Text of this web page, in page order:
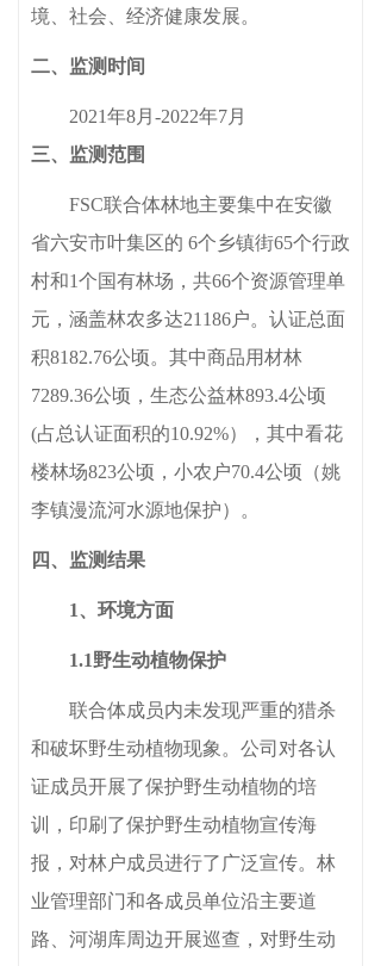
境、社会、经济健康发展。
二、监测时间
2021年8月 -2022年7月
三、监测范围
FSC联合体林地主要集中在安徽
省六安市叶集区的 6个乡镇街65个行政
村和1个国有林场，共66个资源管理单
元，涵盖林农多达21186户。认证总面
积8182.76公顷。 其中商品用材林
7289.36公顷，生态公益林893.4公顷
(占总认证面积的10.92%），其中看花
楼林场823公顷，小农户70.4公顷（姚
李镇漫流河水源地保护）
。
四、监测结果
1、环境方面
1.1野生动植物保护
联合体成员内未发现严重的猎杀
和破坏野生动植物现象。 公司对各认
证成员开展了保护野生动植物的培
训， 印刷了保护野生动植物宣传海
报，对林户成员进行了广泛宣传。林
业管理部门和各成员单位沿主要道
路、河湖库周边开展巡查，对野生动